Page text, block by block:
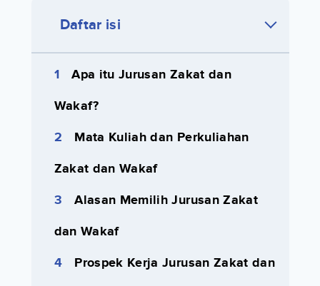
Daftar isi
Apa itu Jurusan Zakat dan
Wakaf?
Mata Kuliah dan Perkuliahan
Zakat dan Wakaf
Alasan Memilih Jurusan Zakat
dan Wakaf
Prospek Kerja Jurusan Zakat dan